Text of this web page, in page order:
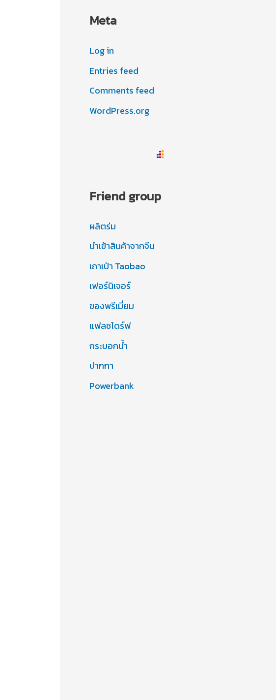
Meta
Log in
Entries feed
Comments feed
WordPress.org
Friend group
ผลิตร่ม
นำเข้าสินค้าจากจีน
เถาเป่า Taobao
เฟอร์นิเจอร์
ของพรีเมี่ยม
แฟลชไดร์ฟ
กระบอกน้ำ
ปากกา
Powerbank